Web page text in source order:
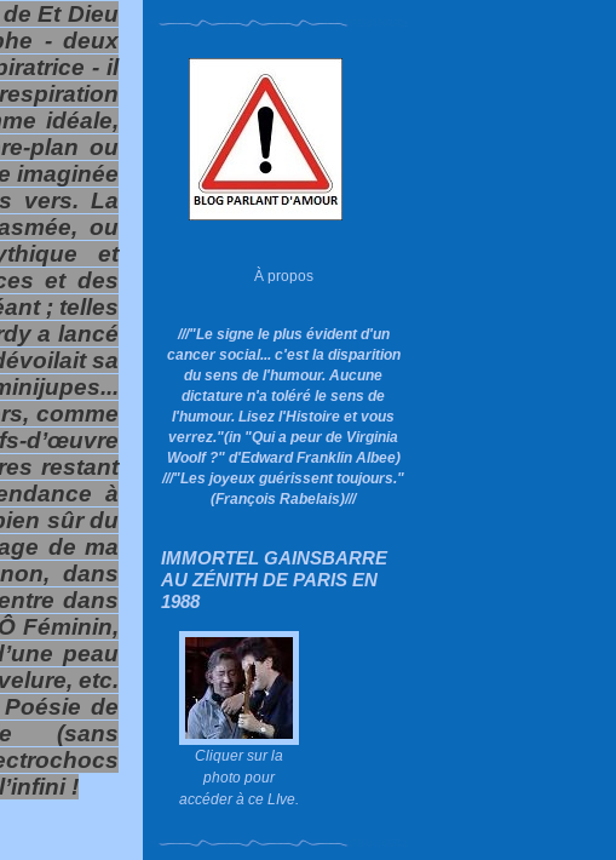
À propos
///"Le signe le plus évident d'un
cancer social... c'est la disparition
du sens de l'humour. Aucune
dictature n'a toléré le sens de
l'humour. Lisez l'Histoire et vous
verrez."(in "Qui a peur de Virginia
Woolf ?"d'Edward Franklin Albee)
///"Les joyeux guérissent toujours."
(François Rabelais)///
IMMORTEL GAINSBARRE
AU ZÉNITH DE PARIS EN
1988
Cliquer sur la
photo pour
accéder à ce LIve.
Et Dieu
- deux
- il
idéale,
plan ou
imaginée
vers. La
ou
et
et des
; telles
a lancé
sa
comme
d’œuvre
restant
à
sûr du
de ma
dans
dans
Féminin,
peau
etc.
de
(sans
!